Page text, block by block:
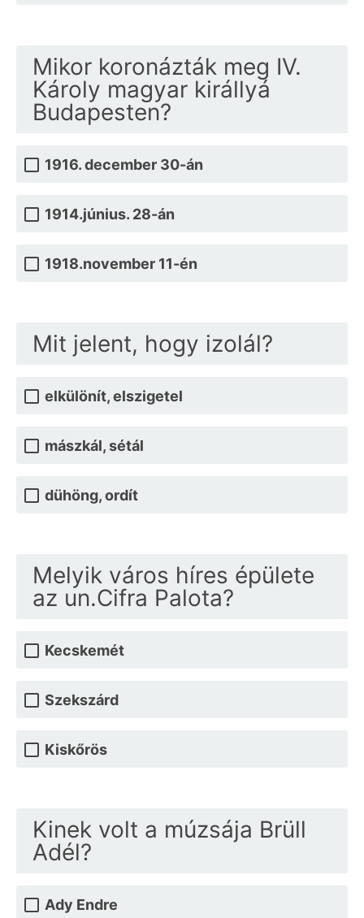
Mikor koronázták meg IV.
Károly magyar királlyá
Budapesten?
1916. december 30-án
1914.június. 28-án
1918.november 11-én
Mit jelent, hogy izolál?
elkülönít, elszigetel
mászkál, sétál
dühöng, ordít
Melyik város híres épülete
az un.Cifra Palota?
Kecskemét
Szekszárd
Kiskőrös
Kinek volt a múzsája Brüll
Adél?
Ady Endre